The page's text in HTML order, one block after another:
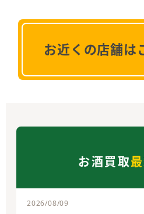
お近くの店舗は
お酒買取
2026/08/09